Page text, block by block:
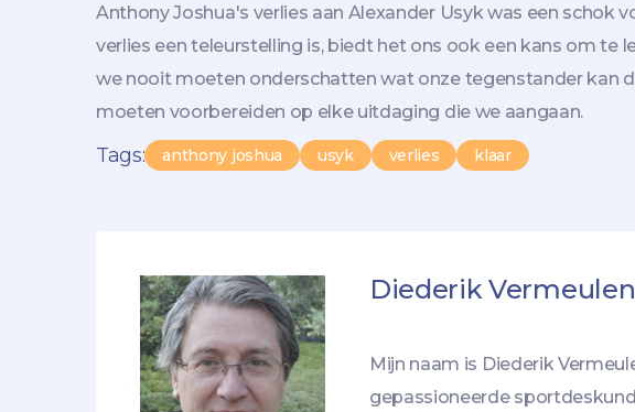
Anthony Joshua's verlies aan Alexander Usyk was een schok
verlies een teleurstelling is, biedt het ons ook een kans om te
we nooit moeten onderschatten wat onze tegenstander kan
moeten voorbereiden op elke uitdaging die we aangaan.
Tags: anthony joshua usyk verlies klaar
Diederik Vermeulen
Mijn naam is Diederik
gepassioneerde